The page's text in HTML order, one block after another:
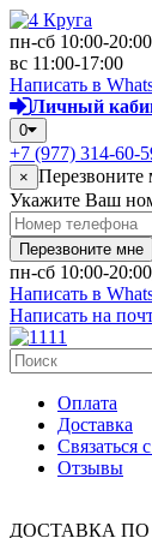
пн-сб 10:00-20:00
вс 11:00-17:00
Написать в
Личный
0
+7 (977) 314-60-
× Перезвоните
Укажите Ваш
Перезвоните мне
пн-сб 10:00-
Написать в
Написать на
Оплата
Доставка
Связаться
Отзывы
ДОСТАВКА